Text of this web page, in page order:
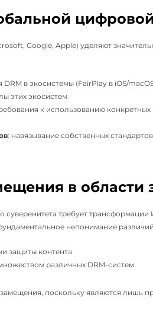
Google, Apple) уделяют
DRM в экосистемы (FairPlay в iOS/
этих экосистем
к использованию
: навязывание собственных
в области
суверенитета требует
непонимание
защиты контента
различных DRM-систем
поскольку являются лишь